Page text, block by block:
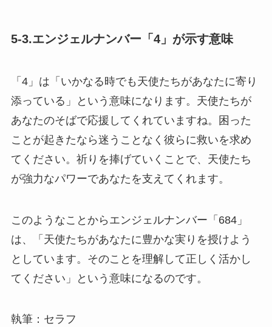
5-3.エンジェルナンバー「4」が示す意味
「4」は「いかなる時でも天使たちがあなたに寄り
添っている」という意味になります。天使たちが
あなたのそばで応援してくれていますね。困った
ことが起きたなら迷うことなく彼らに救いを求め
てください。祈りを捧げていくことで、天使たち
が強力なパワーであなたを支えてくれます。
このようなことからエンジェルナンバー「684」
は、「天使たちがあなたに豊かな実りを授けよう
としています。そのことを理解して正しく活かし
てください」という意味になるのです。
執筆：セラフ